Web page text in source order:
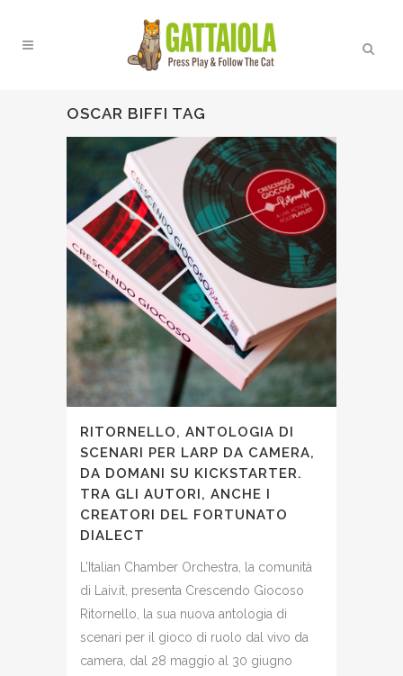
OSCAR BIFFI TAG
RITORNELLO, ANTOLOGIA DI
SCENARI PER LARP DA CAMERA,
DA DOMANI SU KICKSTARTER.
TRA GLI AUTORI, ANCHE I
CREATORI DEL FORTUNATO
DIALECT
L’Italian Chamber Orchestra, la comunità
di Laiv.it, presenta Crescendo Giocoso
Ritornello, la sua nuova antologia di
scenari per il gioco di ruolo dal vivo da
camera, dal 28 maggio al 30 giugno